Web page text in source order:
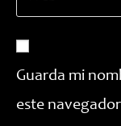
para
para
comentar
(opcional)
Guarda mi
este